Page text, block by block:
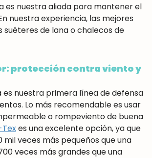
es nuestra aliada para mantener el
nuestra experiencia, las mejores
suéteres de lana o chalecos de
protección contra viento y
es nuestra primera línea de defensa
Lo más recomendable es usar
o rompeviento de buena
es una excelente opción, ya que
mil veces más pequeños que una
veces más grandes que una